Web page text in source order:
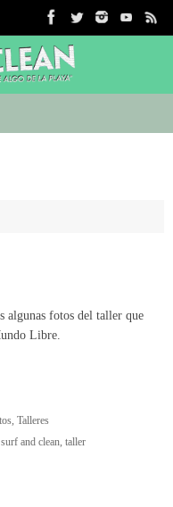
algunas fotos del taller que
Libre.
, Talleres
surf and clean, taller